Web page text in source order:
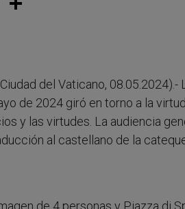
w
del Vaticano,
de 2024 giró en torno a la
y las virtudes. La audiencia
al castellano de la